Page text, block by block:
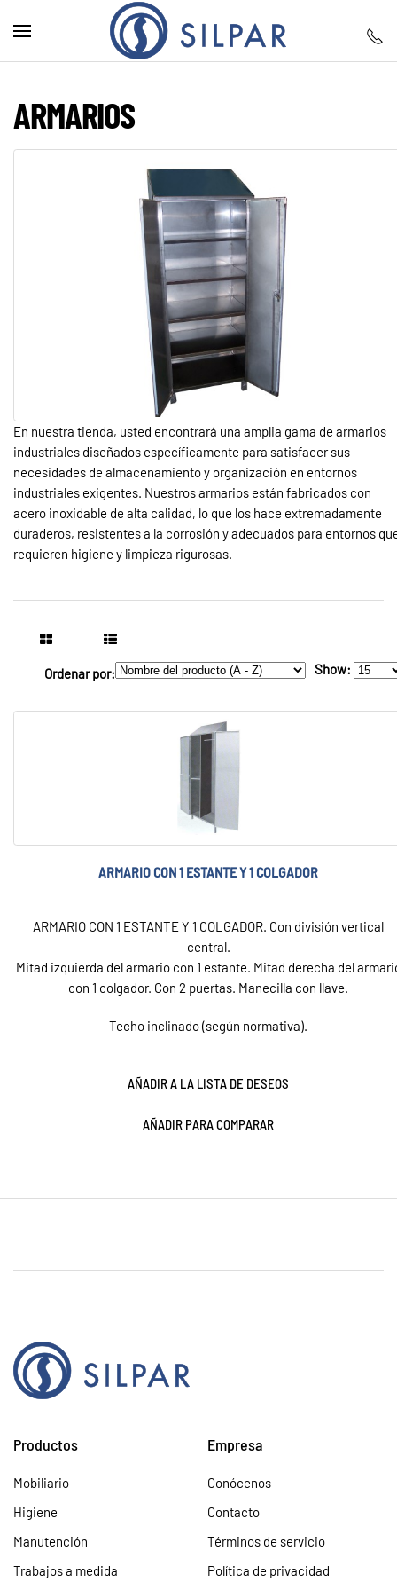
Skip to main content
ARMARIOS
En nuestra tienda, usted encontrará una amplia gama de armarios
industriales diseñados específicamente para satisfacer sus
necesidades de almacenamiento y organización en entornos
industriales exigentes. Nuestros armarios están fabricados con
acero inoxidable de alta calidad, lo que los hace extremadamente
duraderos, resistentes a la corrosión y adecuados para entornos
requieren higiene y limpieza rigurosas.
Show:
Ordenar por:
ARMARIO CON 1 ESTANTE Y 1 COLGADOR
ARMARIO CON 1 ESTANTE Y 1 COLGADOR. Con división vertical
central.
Mitad izquierda del armario con 1 estante. Mitad derecha del
con 1 colgador. Con 2 puertas. Manecilla con llave.
Techo inclinado (según normativa).
AÑADIR A LA LISTA DE DESEOS
AÑADIR PARA COMPARAR
Productos
Mobiliario
Higiene
Manutención
Trabajos a medida
Empresa
Conócenos
Contacto
Términos de servicio
Política de privacidad